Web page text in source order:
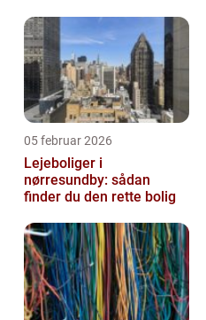
05 februar 2026
Lejeboliger i
nørresundby: sådan
finder du den rette bolig